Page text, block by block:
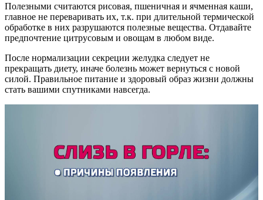
Полезными считаются рисовая, пшеничная и ячменная каши,
главное не переваривать их, т.к. при длительной термической
обработке в них разрушаются полезные вещества. Отдавайте
предпочтение цитрусовым и овощам в любом виде.
После нормализации секреции желудка следует не
прекращать диету, иначе болезнь может вернуться с новой
силой. Правильное питание и здоровый образ жизни должны
стать вашими спутниками навсегда.